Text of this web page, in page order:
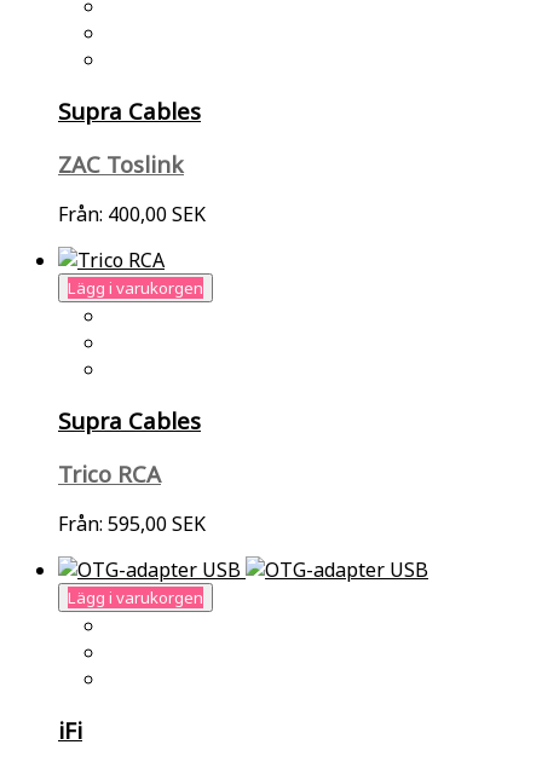
Supra Cables
ZAC Toslink
Från: 400,00 SEK
Lägg i varukorgen
Supra Cables
Trico RCA
Från: 595,00 SEK
Lägg i varukorgen
iFi